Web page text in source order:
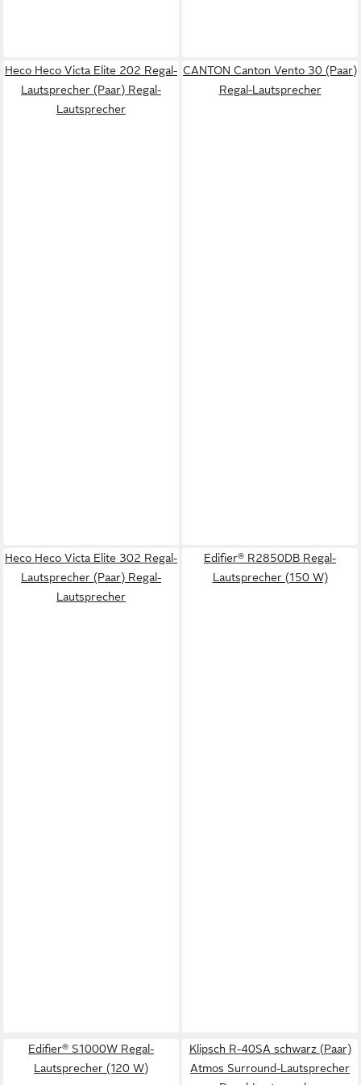
Heco Heco Victa Elite 202 Regal-
Lautsprecher (Paar) Regal-
Lautsprecher
CANTON Canton Vento 30 (Paar)
Regal-Lautsprecher
Heco Heco Victa Elite 302 Regal-
Lautsprecher (Paar) Regal-
Lautsprecher
Edifier® R2850DB Regal-
Lautsprecher (150 W)
Edifier® S1000W Regal-
Lautsprecher (120 W)
Klipsch R-40SA schwarz (Paar)
Atmos Surround-Lautsprecher